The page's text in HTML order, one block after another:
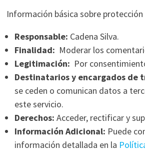
Información básica sobre
Responsable: Cadena Silva.
Finalidad: Moderar los
Legitimación: Por
Destinatarios y encargados de
se ceden o comunican datos a
este servicio.
Derechos: Acceder, rectificar y
Información Adicional: Puede
información detallada en la